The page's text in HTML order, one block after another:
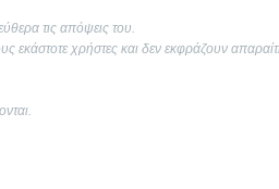
τις απόψεις του.
εκάστοτε χρήστες και δεν εκφράζουν